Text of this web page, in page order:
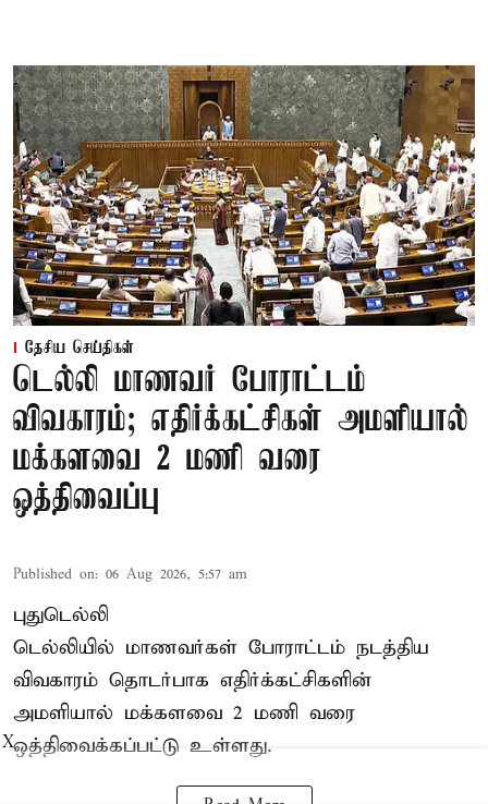
தேசிய செய்திகள்
டெல்லி மாணவர் போராட்டம்
விவகாரம்; எதிர்க்கட்சிகள் அமளியால்
மக்களவை 2 மணி வரை
ஒத்திவைப்பு
Published on: 06 Aug 2026, 5:57 am
புதுடெல்லி
டெல்லியில் மாணவர்கள் போராட்டம் நடத்திய
விவகாரம் தொடர்பாக எதிர்க்கட்சிகளின்
அமளியால் மக்களவை 2 மணி வரை
ஒத்திவைக்கப்பட்டு உள்ளது.
X